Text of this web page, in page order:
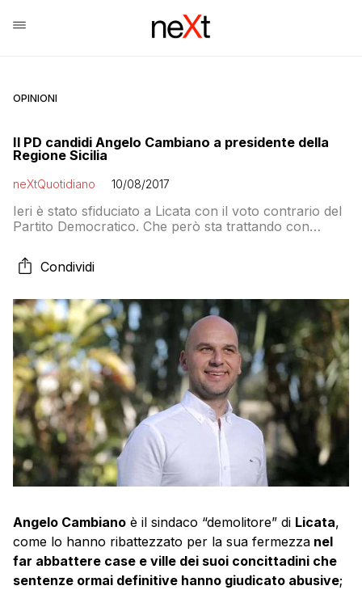
OPINIONI
Il PD candidi Angelo Cambiano a presidente della
Regione Sicilia
neXtQuotidiano 10/08/2017
Ieri è stato sfiduciato a Licata con il voto contrario del
Partito Democratico. Che però sta trattando con
con Letta e sottosegretario con Berlusconi, a
governatore. Non sarebbe una bella idea invece
Condividi
Angelo Cambiano è il sindaco “demolitore” di Licata,
come lo hanno ribattezzato per la sua fermezza nel
far abbattere case e ville dei suoi concittadini che
sentenze ormai definitive hanno giudicato abusive;